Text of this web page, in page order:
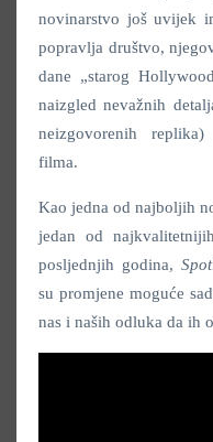
novinarstvo još uvijek
popravlja društvo,
dane „starog
naizgled nevažnih
neizgovorenih
filma.
Kao jedna od najboljih
jedan od
posljednjih godina,
su promjene moguće
nas i naših odluka da ih